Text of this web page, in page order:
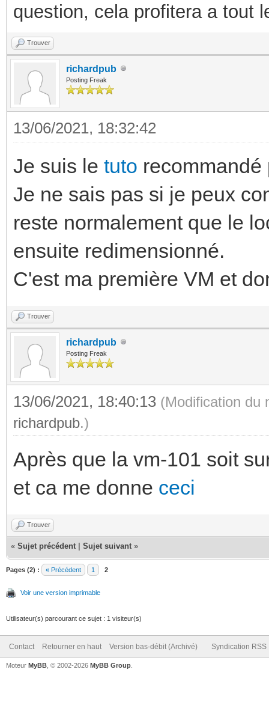
question, cela profitera a tout
Trouver
richardpub
Posting Freak
13/06/2021, 18:32:42
Je suis le tuto recommandé
Je ne sais pas si je peux
reste normalement que le
ensuite redimensionné.
C'est ma première VM et
Trouver
richardpub
Posting Freak
13/06/2021, 18:40:13 (Modification du
richardpub.)
Après que la vm-101 soit
et ca me donne ceci
Trouver
« Sujet précédent Sujet suivant »
Pages (2) : « Précédent 1 2
Voir une version imprimable
Utilisateur(s) parcourant ce sujet : 1 visiteur(s)
Contact Retourner en haut Version bas-débit (Archivé) Syndication RSS
Moteur MyBB , © 2002-2026 MyBB Group